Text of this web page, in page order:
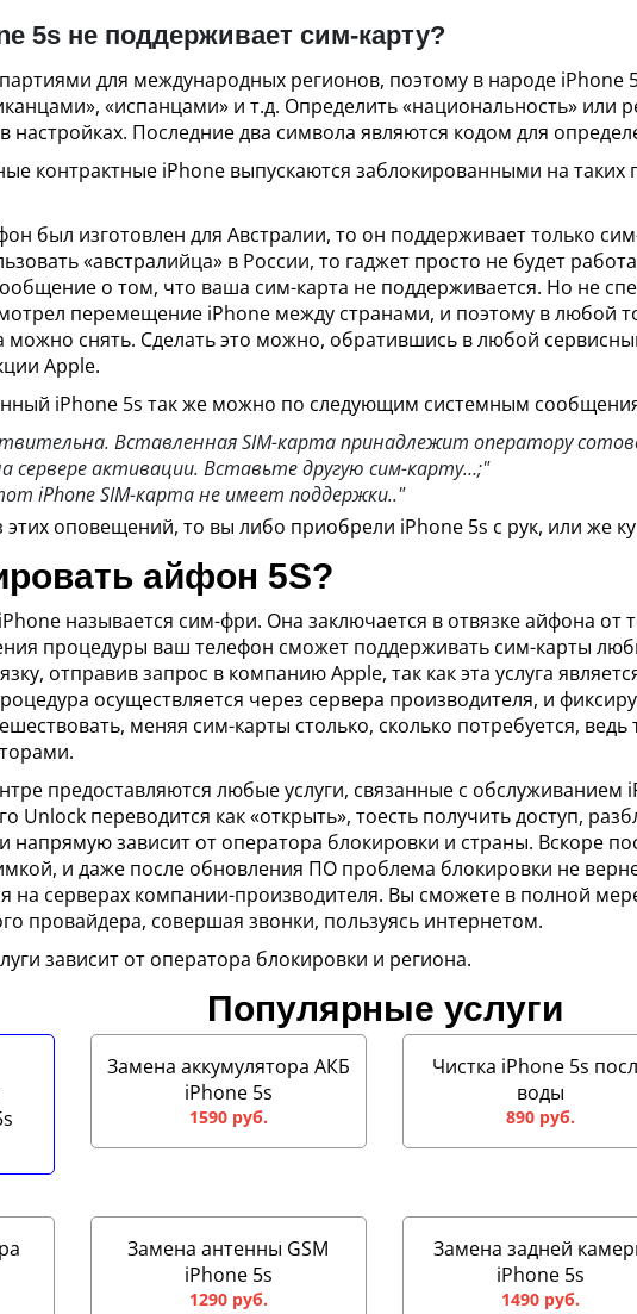
5s не поддерживает сим-карту?
для международных регионов, поэтому в народе iPhone
«испанцами» и т.д. Определить «национальность» или
настройках. Последние два символа являются кодом для
контрактные iPhone выпускаются заблокированными на таких
был изготовлен для Австралии, то он поддерживает только
«австралийца» в России, то гаджет просто не будет
о том, что ваша сим-карта не поддерживается. Но не
перемещение iPhone между странами, и поэтому в любой
можно снять. Сделать это можно, обратившись в любой
Apple.
iPhone 5s так же можно по следующим системным
Вставленная SIM-карта принадлежит оператору
сервере активации. Вставьте другую сим-карту…;"
iPhone SIM-карта не имеет поддержки.."
оповещений, то вы либо приобрели iPhone 5s с рук, или же
айфон 5S?
называется сим-фри. Она заключается в отвязке айфона
процедуры ваш телефон сможет поддерживать сим-карты
отправив запрос в компанию Apple, так как эта услуга
осуществляется через сервера производителя, и
меняя сим-карты столько, сколько потребуется,
предоставляются любые услуги, связанные с обслуживанием
Unlock переводится как «открыть», тоесть получить доступ,
напрямую зависит от оператора блокировки и страны. Вскоре
и даже после обновления ПО проблема блокировки не
на серверах компании-производителя. Вы сможете в полной
провайдера, совершая звонки, пользуясь интернетом.
зависит от оператора блокировки и региона.
Популярные услуги
Замена аккумулятора АКБ
iPhone 5s
1590 руб.
Чистка iPhone 5s
воды
890 руб.
Замена антенны GSM
iPhone 5s
1290 руб.
Замена задней
iPhone 5s
1490 руб.